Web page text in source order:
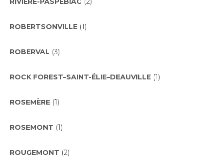
ROBERTSONVILLE (1)
ROBERVAL (3)
ROCK FOREST–SAINT-ÉLIE–DEAUVILLE (1)
ROSEMÈRE (1)
ROSEMONT (1)
ROUGEMONT (2)